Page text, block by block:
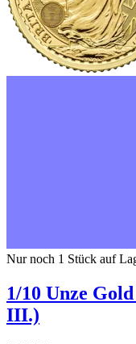
Nur noch 1 Stück auf
1/10 Unze
III.)